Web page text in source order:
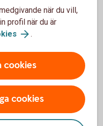
de två första
bidra och inte orsaka
säkerställer att
lever upp till de satta
som miljömässigt
- exempel
när du vill,
profil när du är
.
cookies
cookies